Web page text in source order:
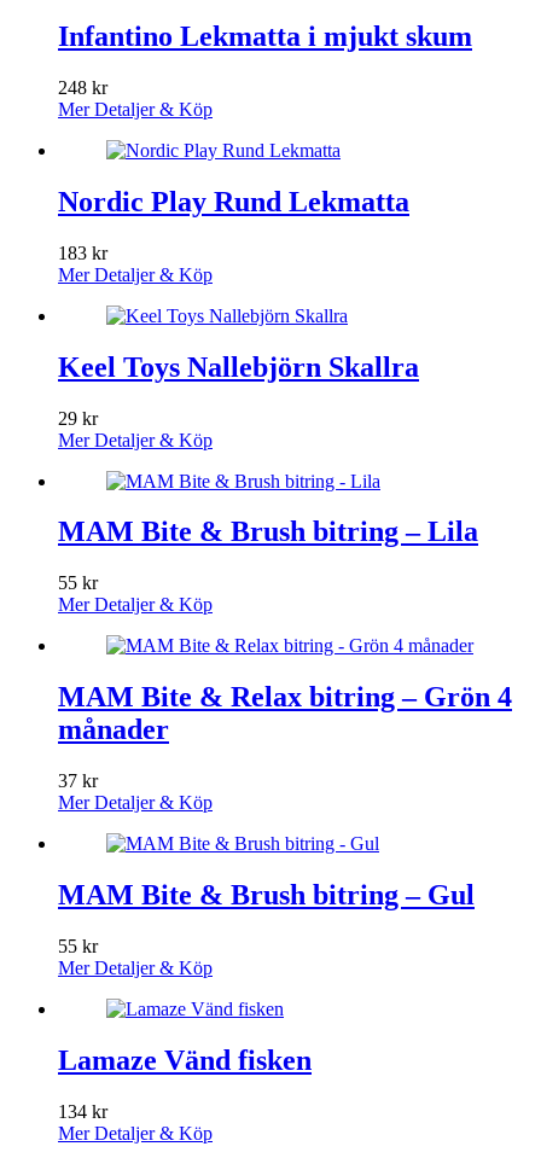
Infantino Lekmatta i mjukt skum
248 kr
Mer Detaljer & Köp
Nordic Play Rund Lekmatta
183 kr
Mer Detaljer & Köp
Keel Toys Nallebjörn Skallra
29 kr
Mer Detaljer & Köp
MAM Bite & Brush bitring – Lila
55 kr
Mer Detaljer & Köp
MAM Bite & Relax bitring – Grön 4
månader
37 kr
Mer Detaljer & Köp
MAM Bite & Brush bitring – Gul
55 kr
Mer Detaljer & Köp
Lamaze Vänd fisken
134 kr
Mer Detaljer & Köp